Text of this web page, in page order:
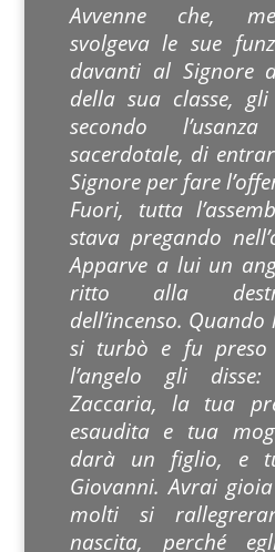
Avvenne che,
svolgeva le sue
davanti al Signore
della sua classe,
secondo
sacerdotale, di
Signore per fare
Fuori, tutta
stava pregando
Apparve a lui un
ritto alla
dell’incenso.
si turbò e fu
l’angelo gli
Zaccaria, la tua
esaudita e tua
darà un figlio, e
Giovanni. Avrai
molti si
nascita, perché